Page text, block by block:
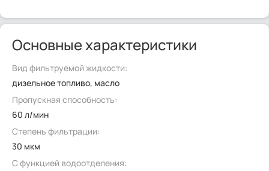
Основные характеристики
Вид фильтруемой жидкости:
дизельное топливо, масло
Пропускная способность:
60 л/мин
Степень фильтрации:
30 мкм
С функцией водоотделения: